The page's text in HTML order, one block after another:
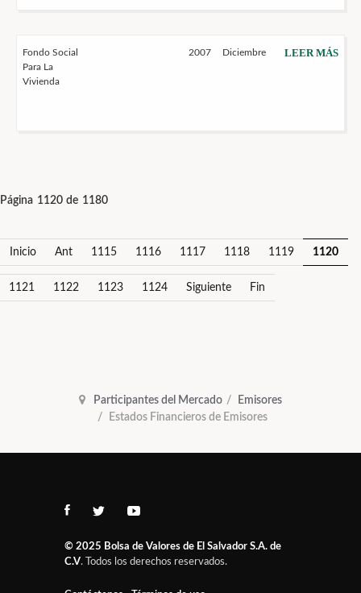
Fondo Social
Para La
Vivienda
2007 Diciembre LEER MÁS
Página 1120 de 1180
Inicio Ant 1115 1116 1117 1118 1119 1120
1121 1122 1123 1124 Siguiente Fin
Participantes del Mercado
Emisores
Estados Financieros de Emisores
© 2025 Bolsa de Valores de El Salvador S.A. de
C.V. Todos los derechos reservados.